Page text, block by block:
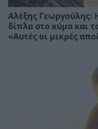
Αλέξης Γεωργούλης:
δίπλα στο κύμα και
«Αυτές οι μικρές